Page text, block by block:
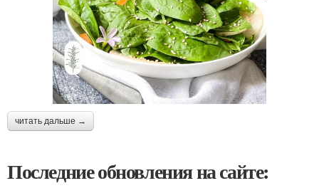
читать дальше →
Последние обновления на сайте: